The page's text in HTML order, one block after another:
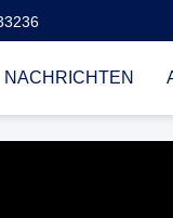
NACHRICHTEN